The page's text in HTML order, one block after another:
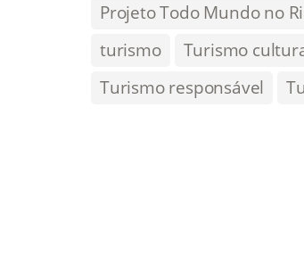
Projeto Todo Mundo no
turismo
Turismo
Turismo responsável